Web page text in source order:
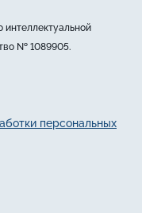
интеллектуальной
№ 1089905.
персональных